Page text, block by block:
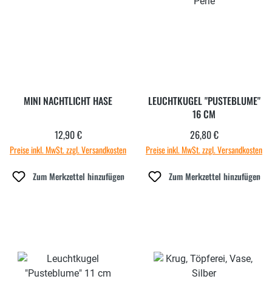
MINI NACHTLICHT HASE
Regulärer Preis:
12,90 €
Preise inkl. MwSt. zzgl. Versandkosten
Zum Merkzettel hinzufügen
LEUCHTKUGEL "PUSTEBLUME"
16 CM
Regulärer Preis:
26,80 €
Preise inkl. MwSt. zzgl. Versandkosten
Zum Merkzettel hinzufügen